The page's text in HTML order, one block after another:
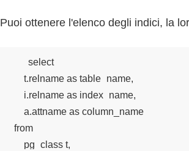
Puoi ottenere l'elenco degli indici, la
select
    t.relname as table_name,
    i.relname as index_name,
    a.attname as column_name
from
    pg_class t,